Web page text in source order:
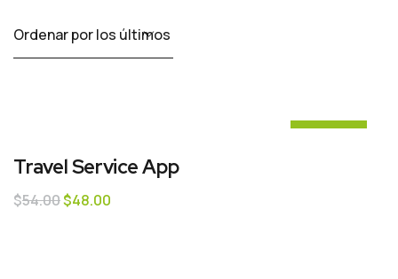
¡Oferta!
Travel Service App
$54.00$48.00